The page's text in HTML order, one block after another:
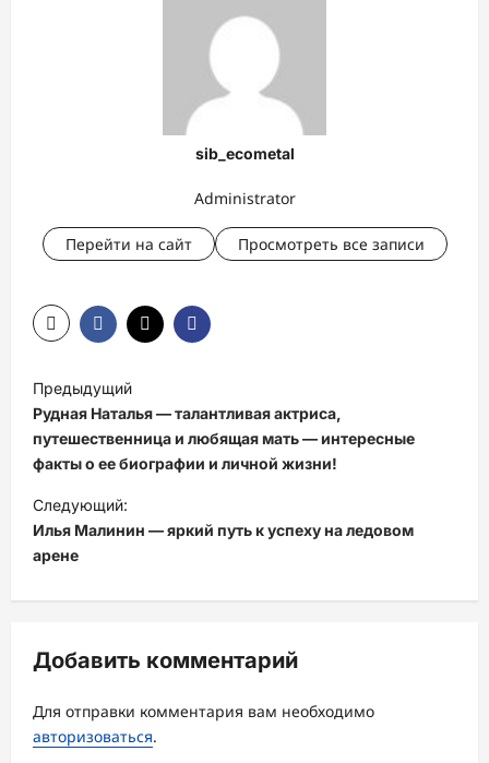
sib_ecometal
Administrator
Перейти на сайт Просмотреть все записи
Н
а
в
и
г
а
я
з
а
п
Предыдущий
Рудная Наталья — талантливая актриса,
путешественница и любящая мать — интересные
факты о ее биографии и личной жизни!
Следующий:
Илья Малинин — яркий путь к успеху на ледовом
арене
Добавить комментарий
Для отправки комментария вам необходимо
авторизоваться.